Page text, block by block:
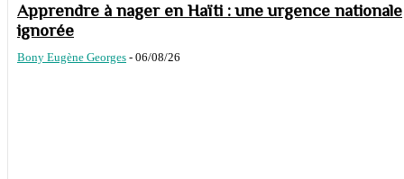
Apprendre à nager en Haïti : une urgence nationale
ignorée
Bony Eugène Georges - 06/08/26